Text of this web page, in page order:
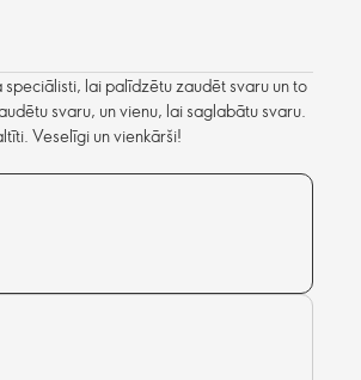
lai palīdzētu zaudēt svaru un to
svaru, un vienu, lai saglabātu svaru.
Veselīgi un vienkārši!